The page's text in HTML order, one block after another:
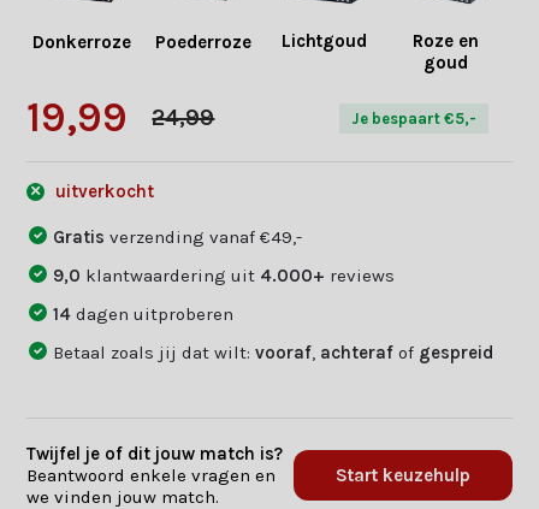
Donkerroze Poederroze Lichtgoud
Roze en
goud
19,99 24,99 Je bespaart €5,-
uitverkocht
Gratisverzending vanaf €49,-
9,0 klantwaardering uit 4.000+ reviews
14dagen uitproberen
Betaal zoals jij dat wilt:vooraf achteraf of gespreid
Twijfel je of dit jouw match is?
Beantwoord enkele vragen en
we vinden jouw match.
Start keuzehulp